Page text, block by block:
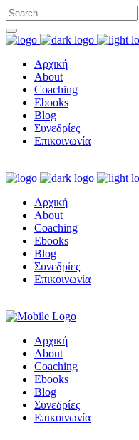
Αρχική
About
Coaching
Ebooks
Blog
Συνεδρίες
Επικοινωνία
Αρχική
About
Coaching
Ebooks
Blog
Συνεδρίες
Επικοινωνία
Αρχική
About
Coaching
Ebooks
Blog
Συνεδρίες
Επικοινωνία